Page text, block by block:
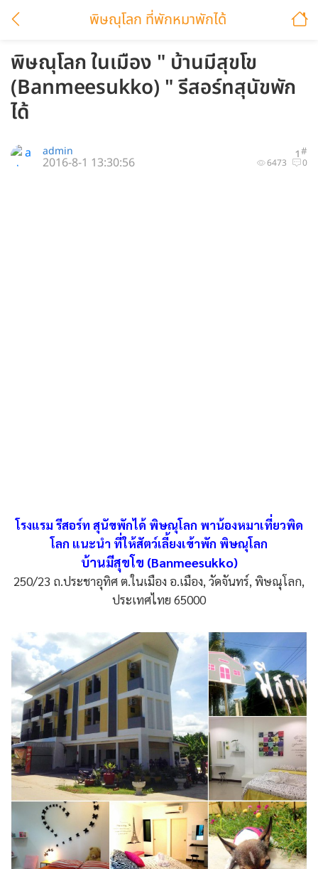
พิษณุโลก ที่พักหมาพักได้
พิษณุโลก ในเมือง " บ้านมีสุขโข
(Banmeesukko) " รีสอร์ทสุนัขพัก
ได้
1#
admin
6473 0
2016-8-1 13:30:56
โรงแรม รีสอร์ท สุนัขพักได้ พิษณุโลก พาน้องหมาเที่ยวพิด
โลก แนะนำ ที่ให้สัตว์เลี้ยงเข้าพัก พิษณุโลก
บ้านมีสุขโข (Banmeesukko)
250/23 ถ.ประชาอุทิศ ต.ในเมือง อ.เมือง, วัดจันทร์, พิษณุโลก,
ประเทศไทย 65000